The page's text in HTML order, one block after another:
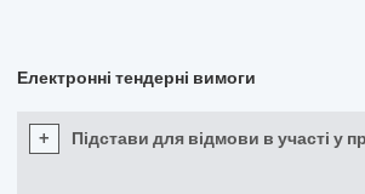
Електронні тендерні вимоги
+ Підстави для відмови в участі у